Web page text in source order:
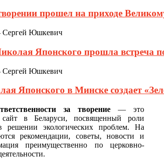
прошел на приходе
Сергей Юшкевич
Японского прошла встреча
Сергей Юшкевич
Японского в Минске создает
за творение— это
сайт в Беларуси, посвященный роли
решении экологических проблем. На
рекомендации, советы, новости и
преимущественно по церковно-